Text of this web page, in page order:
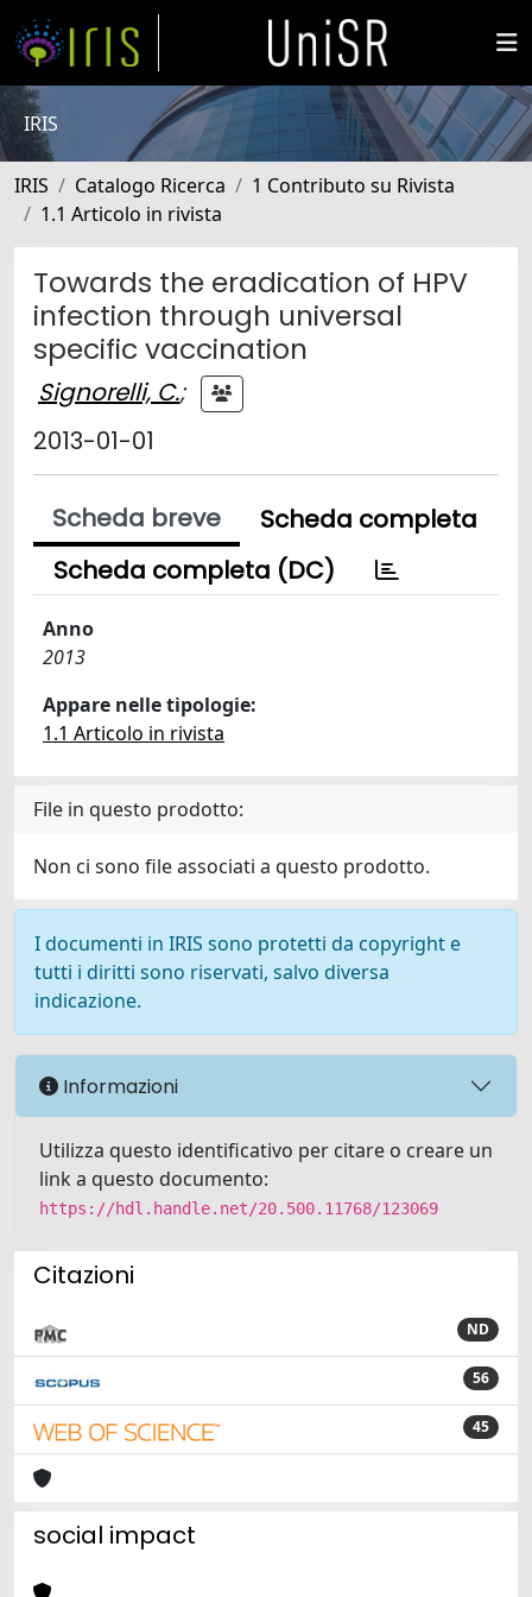
IRIS
IRIS Catalogo Ricerca
1 Contributo su Rivista
1.1 Articolo in rivista
Towards the eradication of HPV
infection through universal
specific vaccination
Signorelli, C.;
2013-01-01
Scheda breve
Scheda completa
Scheda completa (DC)
Anno
2013
Appare nelle tipologie:
1.1 Articolo in rivista
File in questo prodotto:
Non ci sono file associati a questo prodotto.
I documenti in IRIS sono protetti da copyright e
tutti i diritti sono riservati, salvo diversa
indicazione.
Informazioni
Utilizza questo identificativo per citare o creare un
link a questo documento:
https://hdl.handle.net/20.500.11768/123069
Citazioni
ND
56
45
social impact